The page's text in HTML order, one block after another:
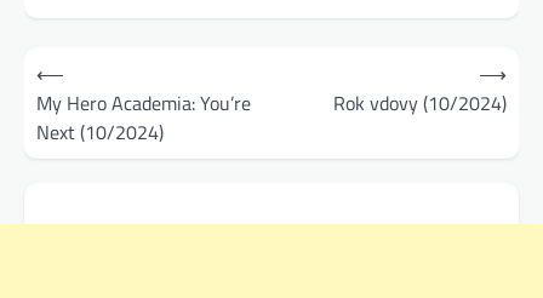
Navigace
pro
příspěvek
⟵
My Hero Academia: You’re
Next (10/2024)
Rok vdovy (10/2024)
⟶